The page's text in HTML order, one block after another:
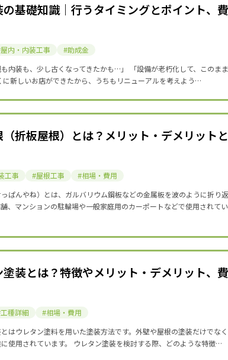
の基礎知識｜行うタイミングとポイント、
屋内・内装工事
助成金
も内装も、少し古くなってきたかも…」 「設備が老朽化して、このま
に新しいお店ができたから、うちもリニューアルを考えよう…
折板屋根）とは？メリット・デメリット
工事 屋根工事
相場・費用
ぱんやね）とは、ガルバリウム鋼板などの金属板を波のように折り
、マンションの駐輪場や一般家庭用のカーポートなどで使用されて
塗装とは？特徴やメリット・デメリット、
工種詳細
相場・費用
はウレタン塗料を用いた塗装方法です。外壁や屋根の塗装だけでな
使用されています。 ウレタン塗装を検討する際、どのような特徴…